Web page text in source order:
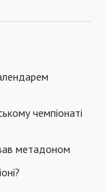
чемпіонаті
метадоном